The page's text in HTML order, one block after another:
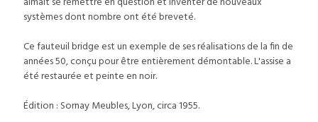
systèmes dont nombre ont été breveté.
Ce fauteuil bridge est un exemple de ses réalisations de la fin de
années 50, conçu pour être entièrement démontable. L'assise a
été restaurée et peinte en noir.
Édition : Sornay Meubles, Lyon, circa 1955.